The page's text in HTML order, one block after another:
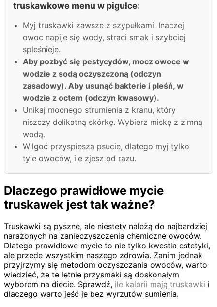
truskawkowe menu w pigułce:
Myj truskawki zawsze z szypułkami. Inaczej
owoc napije się wody, straci smak i szybciej
spleśnieje.
Aby pozbyć się pestycydów, mocz owoce w
wodzie z sodą oczyszczoną (odczyn
zasadowy). Aby usunąć bakterie i pleśń, w
wodzie z octem (odczyn kwasowy).
Unikaj mocnego strumienia z kranu, który
niszczy delikatną skórkę. Wybierz miskę z zimną
wodą.
Wilgoć przyspiesza psucie, dlatego myj tylko
tyle owoców, ile zjesz od razu.
Dlaczego prawidłowe mycie
truskawek jest tak ważne?
Truskawki są pyszne, ale niestety należą do najbardziej
narażonych na zanieczyszczenia chemiczne owoców.
Dlatego prawidłowe mycie to nie tylko kwestia estetyki,
ale przede wszystkim naszego zdrowia. Zanim jednak
przyjrzymy się metodom oczyszczania owoców, warto
wiedzieć, że te letnie przysmaki są doskonałym
wyborem na diecie. Sprawdź, ile kalorii mają truskawki i
dlaczego warto jeść je bez wyrzutów sumienia.